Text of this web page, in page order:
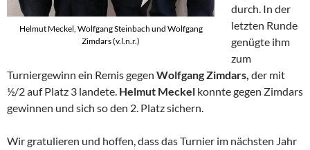
Helmut Meckel, Wolfgang Steinbach und Wolfgang
Zimdars (v.l.n.r.)
durch. In der
letzten Runde
genügte ihm
zum
Turniergewinn ein Remis gegen Wolfgang Zimdars, der mit
½/2 auf Platz 3 landete. Helmut Meckel konnte gegen Zimdars
gewinnen und sich so den 2. Platz sichern.
Wir gratulieren und hoffen, dass das Turnier im nächsten Jahr